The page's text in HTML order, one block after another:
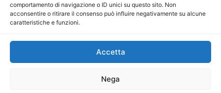
comportamento di navigazione o ID unici su questo sito. Non
acconsentire o ritirare il consenso può influire negativamente su alcune
caratteristiche e funzioni.
Accetta
Nega
Direttore Responsabile: Maria Calabrese
P.IVA: 06334930820
Mercurio Comunicazione Società Cooperativa a r.l. è
iscritta al Registro degli Operatori di Comunicazione al